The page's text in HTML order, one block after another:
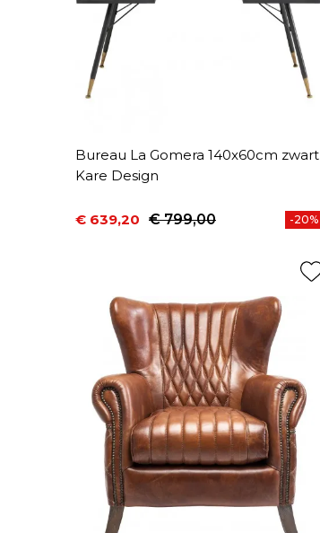
Bureau La Gomera 140x60cm zwart
Kare Design
Prijs
€ 639,20
Normale prijs€ 799,00 -20%